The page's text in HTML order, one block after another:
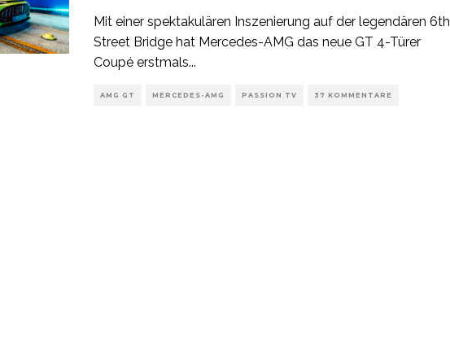
Mit einer spektakulären Inszenierung auf der legendären 6th
Street Bridge hat Mercedes-AMG das neue GT 4-Türer
Coupé erstmals...
AMG GT MERCEDES-AMG PASSION TV 37 KOMMENTARE